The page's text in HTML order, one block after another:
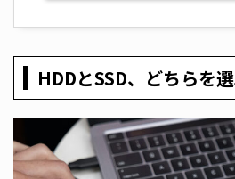
HDDとSSD、どちらを